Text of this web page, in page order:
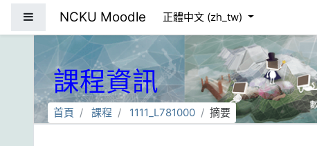
NCKU Moodle 正體中文 ‎(zh_tw)‎
課程資訊
首頁 課程 1111_L781000 摘要